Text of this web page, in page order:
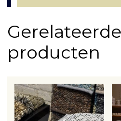
Gerelateerde
producten